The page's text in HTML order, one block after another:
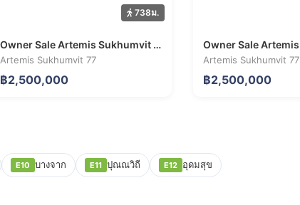
738ม.
Owner Sale Artemis Sukhumvit 77 1BR Foreign Freehold 20F
Artemis Sukhumvit 77
฿2,500,000
Artemis Sukhumvit 77
฿2,500,000
E10 บางจาก E11 ปุณณวิถี E12 อุดมสุข